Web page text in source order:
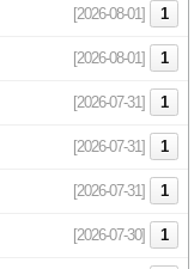
[2026-08-01] 1
[2026-08-01] 1
[2026-07-31] 1
[2026-07-31] 1
[2026-07-31] 1
[2026-07-30] 1